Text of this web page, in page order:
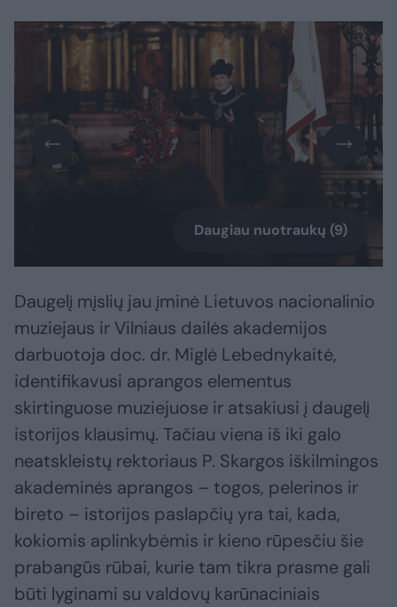
Daugiau nuotraukų (9)
Daugelį mįslių jau įminė Lietuvos nacionalinio
muziejaus ir Vilniaus dailės akademijos
darbuotoja doc. dr. Miglė Lebednykaitė,
identifikavusi aprangos elementus
skirtinguose muziejuose ir atsakiusi į daugelį
istorijos klausimų. Tačiau viena iš iki galo
neatskleistų rektoriaus P. Skargos iškilmingos
akademinės aprangos – togos, pelerinos ir
bireto – istorijos paslapčių yra tai, kada,
kokiomis aplinkybėmis ir kieno rūpesčiu šie
prabangūs rūbai, kurie tam tikra prasme gali
būti lyginami su valdovų karūnaciniais